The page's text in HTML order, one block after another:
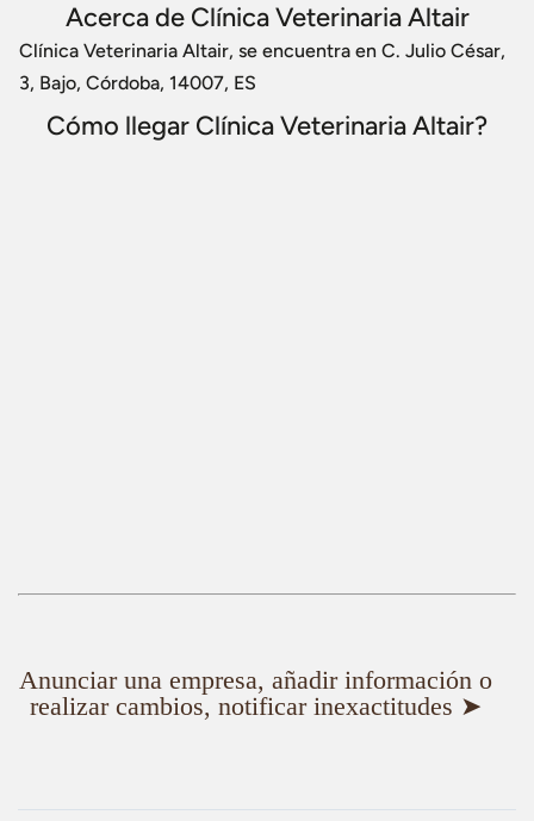
Acerca de Clínica Veterinaria Altair
Clínica Veterinaria Altair, se encuentra en C. Julio César,
3, Bajo, Córdoba, 14007, ES
Cómo llegar Clínica Veterinaria Altair?
Anunciar una empresa, añadir información o
realizar cambios, notificar inexactitudes ➤